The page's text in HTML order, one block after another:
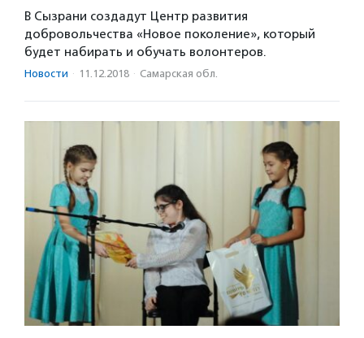
В Сызрани создадут Центр развития
добровольчества «Новое поколение», который
будет набирать и обучать волонтеров.
Новости · 11.12.2018 · Самарская обл.